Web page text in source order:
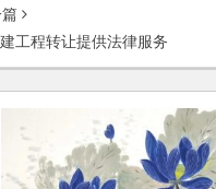
篇
工程转让提供法律服务